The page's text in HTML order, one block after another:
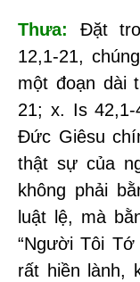
Thưa: Đặt
12,1-21,
một đoạn dài
21; x. Is42,1-
Đức Giêsu
thật sự của
không phải
luật lệ, mà
“Người Tôi Tớ
rất hiền lành,